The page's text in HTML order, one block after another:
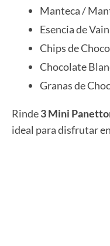
Manteca /
Esencia de
Chips de
Chocolate
Granas de
Rinde3 Mini
ideal para disfrutar